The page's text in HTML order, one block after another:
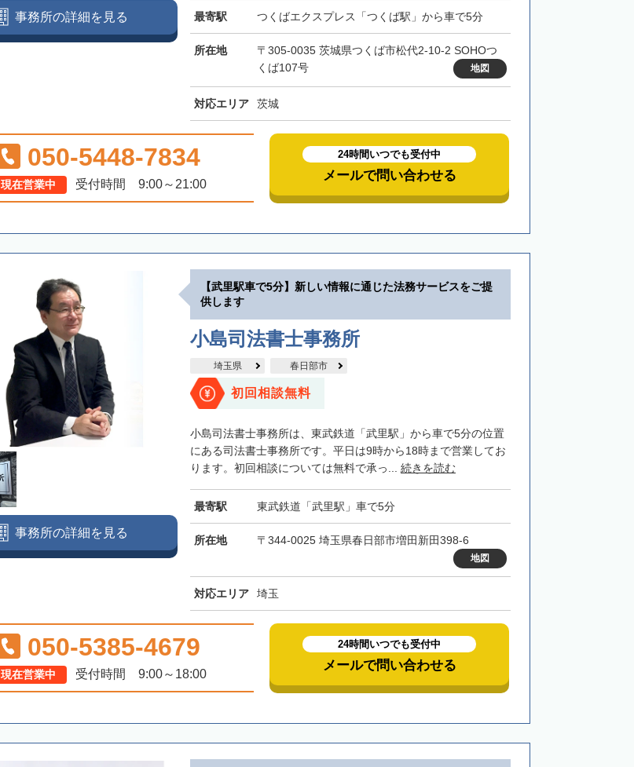
最寄駅 つくばエクスプレス「つくば駅」から車で5分
所在地
〒305-0035 茨城県つくば市松代2-10-2 SOHOつ
くば107号
地図
対応エリア 茨城
事務所の詳細を見る
050-5448-7834
現在営業中 受付時間 9:00～21:00
24時間いつでも受付中
メールで問い合わせる
【武里駅車で5分】新しい情報に通じた法務サービスをご提
供します
小島司法書士事務所
埼玉県 春日部市
初回相談無料
小島司法書士事務所は、東武鉄道「武里駅」から車で5分の位置
にある司法書士事務所です。平日は9時から18時まで営業してお
ります。初回相談については無料で承っ... 続きを読む
最寄駅 東武鉄道「武里駅」車で5分
所在地 〒344-0025 埼玉県春日部市増田新田398-6
地図
対応エリア 埼玉
事務所の詳細を見る
050-5385-4679
現在営業中 受付時間 9:00～18:00
24時間いつでも受付中
メールで問い合わせる